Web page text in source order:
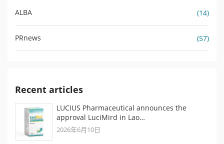
ALBA (14)
PRnews (57)
Recent articles
LUCIUS Pharmaceutical announces the
approval LuciMird in Lao…
2026年6月10日